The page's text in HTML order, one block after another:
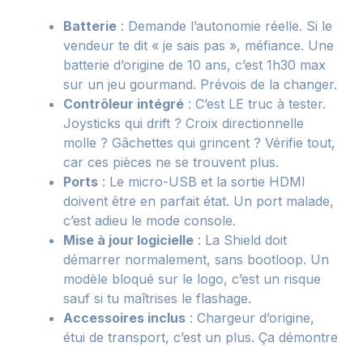
Batterie : Demande l’autonomie réelle. Si le
vendeur te dit « je sais pas », méfiance. Une
batterie d’origine de 10 ans, c’est 1h30 max
sur un jeu gourmand. Prévois de la changer.
Contrôleur intégré : C’est LE truc à tester.
Joysticks qui drift ? Croix directionnelle
molle ? Gâchettes qui grincent ? Vérifie tout,
car ces pièces ne se trouvent plus.
Ports : Le micro-USB et la sortie HDMI
doivent être en parfait état. Un port malade,
c’est adieu le mode console.
Mise à jour logicielle : La Shield doit
démarrer normalement, sans bootloop. Un
modèle bloqué sur le logo, c’est un risque
sauf si tu maîtrises le flashage.
Accessoires inclus : Chargeur d’origine,
étui de transport, c’est un plus. Ça démontre